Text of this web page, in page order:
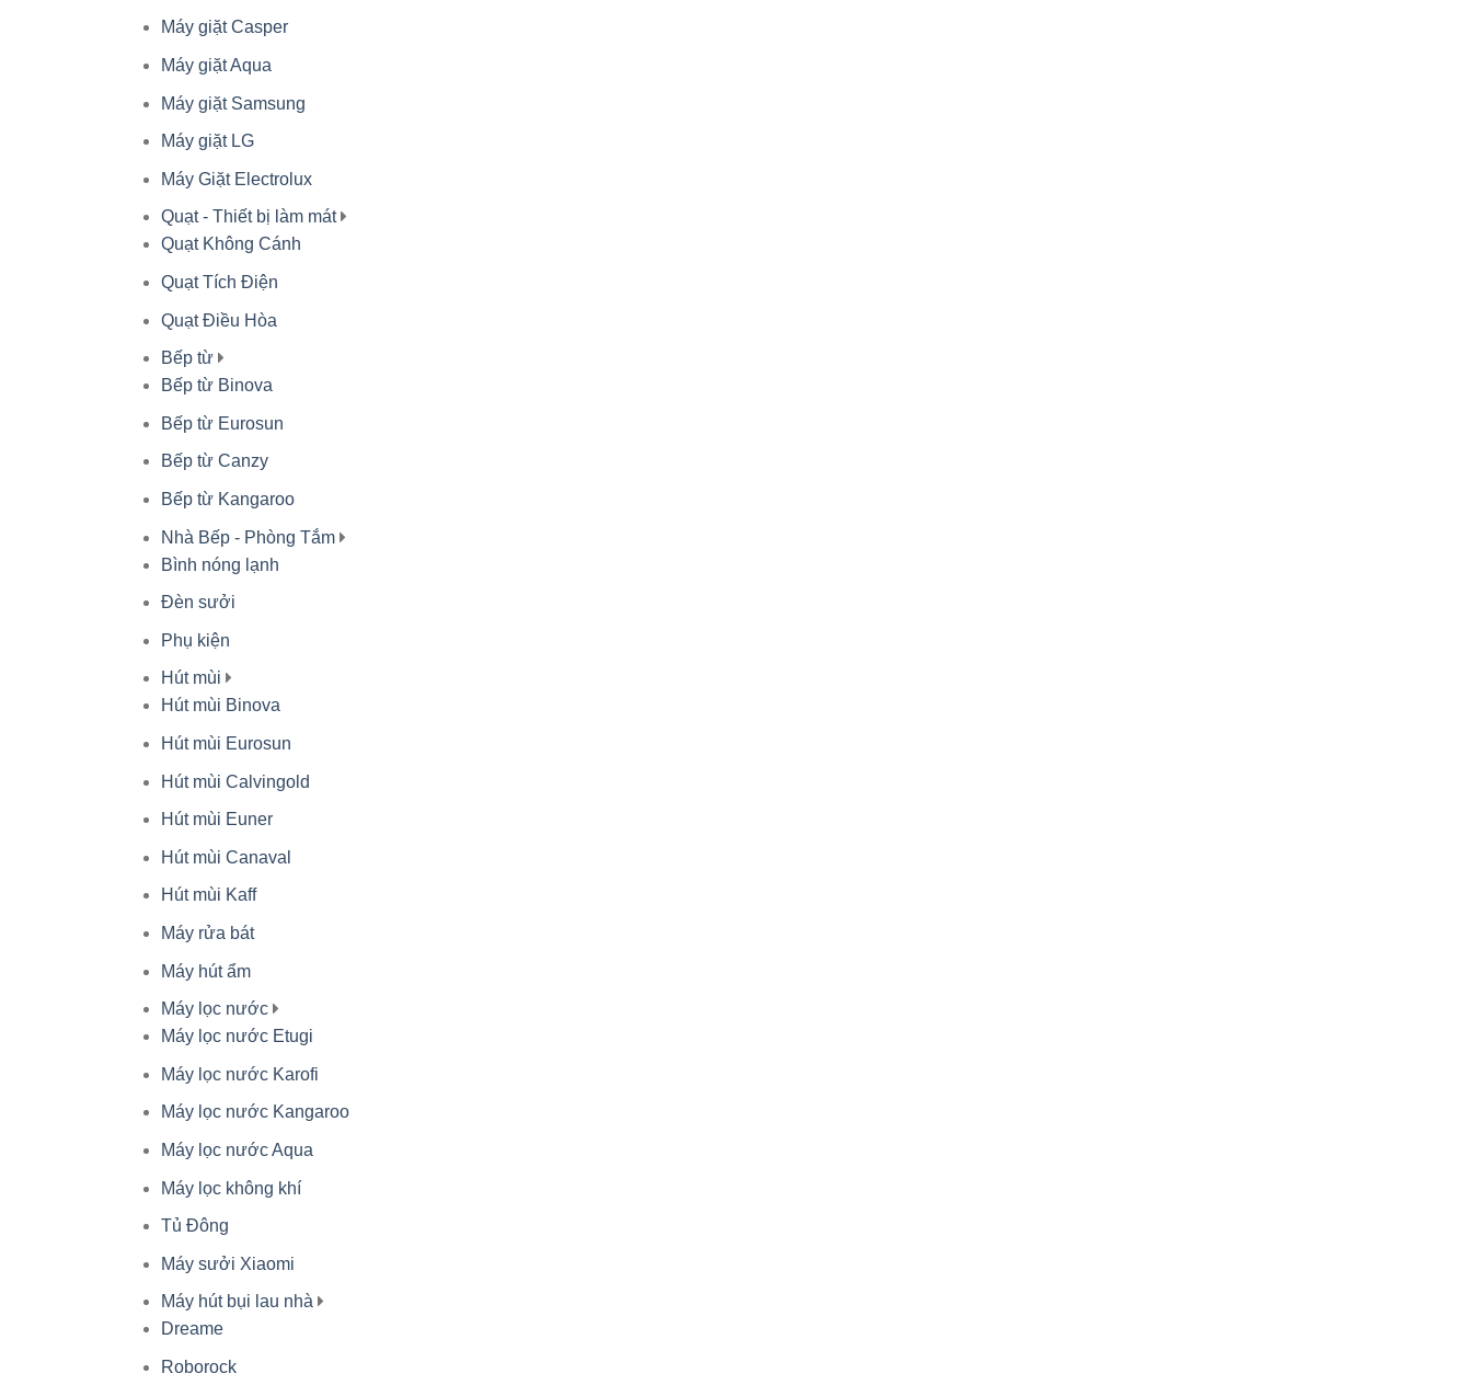
Máy giặt Casper
Máy giặt Aqua
Máy giặt Samsung
Máy giặt LG
Máy Giặt Electrolux
Quạt - Thiết bị làm mát
Quạt Không Cánh
Quạt Tích Điện
Quạt Điều Hòa
Bếp từ
Bếp từ Binova
Bếp từ Eurosun
Bếp từ Canzy
Bếp từ Kangaroo
Nhà Bếp - Phòng Tắm
Bình nóng lạnh
Đèn sưởi
Phụ kiện
Hút mùi
Hút mùi Binova
Hút mùi Eurosun
Hút mùi Calvingold
Hút mùi Euner
Hút mùi Canaval
Hút mùi Kaff
Máy rửa bát
Máy hút ẩm
Máy lọc nước
Máy lọc nước Etugi
Máy lọc nước Karofi
Máy lọc nước Kangaroo
Máy lọc nước Aqua
Máy lọc không khí
Tủ Đông
Máy sưởi Xiaomi
Máy hút bụi lau nhà
Dreame
Roborock